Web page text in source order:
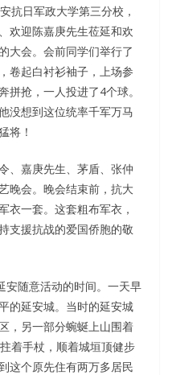
抗日军政大学第三分校，
欢迎陈嘉庚先生莅延和欢
大会。会前同学们举行了
卷起白衬衫袖子，上场参
拼抢，一人投进了4个球。
没想到这位统率千军万马
将！
、嘉庚先生、茅盾、张仲
晚会。晚会结束前，抗大
衣一套。这套粗布军衣，
支援抗战的爱国侨胞的敬
安随意活动的时间。一天早
的延安城。当时的延安城
，另一部分蜿蜒上山围着
着手杖，顺着城垣顶健步
这个原先住有两万多居民